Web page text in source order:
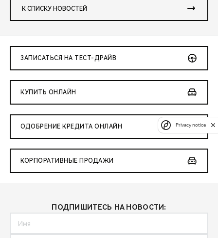
К СПИСКУ НОВОСТЕЙ
ЗАПИСАТЬСЯ НА ТЕСТ-ДРАЙВ
КУПИТЬ ОНЛАЙН
ОДОБРЕНИЕ КРЕДИТА ОНЛАЙН
КОРПОРАТИВНЫЕ ПРОДАЖИ
ПОДПИШИТЕСЬ НА НОВОСТИ:
Privacy notice